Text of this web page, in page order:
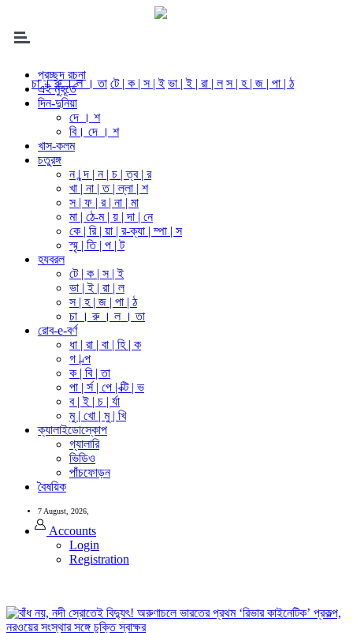
প্রচ্ছদ রচনা
এই মুহূর্তে
দিন-দুনিয়া
দে । শ
বি। দে । শ
খাস-কলম
চতুরঙ্গ
ন | ন্দ | ন | চ | ত্ব | র
খা | না | ত | ল্লা | শ
স | ফ | র | না | মা
মা | ঠে-ম | য় | দা | নে
কে | রি | য়া | র-ক্যা | ম্পা | স
স্মৃ | তি | প | ট
হযবরল
টে | ক | স | ই
ভা | ই | রা | ল
স | হ | জ | পা | ঠ
চা । রু । ল । তা
রোব-e-বর্ণ
ধা | রা | বা | হি | ক
গ | ল্প
ক | বি | তা
পা | র্স | পে | ক্টি | ভ
ব | ই | চ | র্যা
মু | খো | মু | খি
ক্যালাইডোস্কোপ
গ্যালারি
ভিডিও
পাঁচফোড়ন
বৈষয়িক
7 August, 2026,
Accounts
Login
Registration
চা । রু । ল । তা টে | ক | স | ই ভা | ই | রা | ল স | হ | জ | পা | ঠ